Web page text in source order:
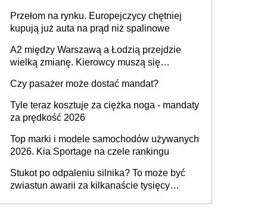
Przełom na rynku. Europejczycy chętniej
kupują już auta na prąd niż spalinowe
A2 między Warszawą a Łodzią przejdzie
wielką zmianę. Kierowcy muszą się
Czy pasażer może dostać mandat?
Tyle teraz kosztuje za ciężka noga - mandaty
za prędkość 2026
Top marki i modele samochodów używanych
2026. Kia Sportage na czele rankingu
Stukot po odpaleniu silnika? To może być
zwiastun awarii za kilkanaście tysięcy